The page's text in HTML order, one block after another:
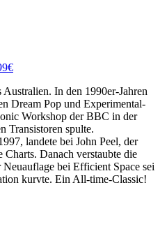
Australien. In den 1990er-Jahren
Dream Pop und Experimental-
Workshop der BBC in der
Transistoren spulte.
landete bei John Peel, der
Danach verstaubte die
bei Efficient Space sei
kurvte. Ein All-time-Classic!